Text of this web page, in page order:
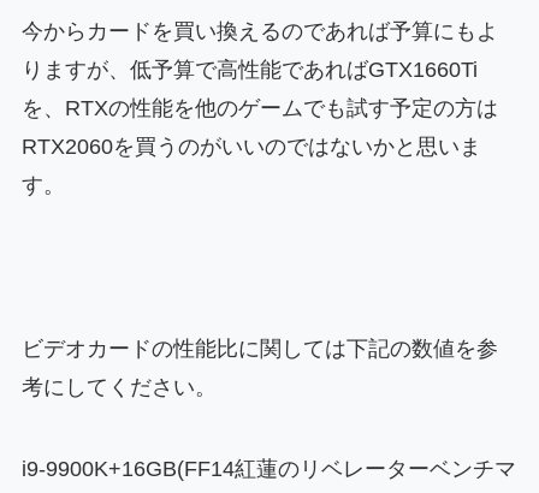
今からカードを買い換えるのであれば予算にもよ
りますが、低予算で高性能であればGTX1660Ti
を、RTXの性能を他のゲームでも試す予定の方は
RTX2060を買うのがいいのではないかと思いま
す。
ビデオカードの性能比に関しては下記の数値を参
考にしてください。
i9-9900K+16GB(FF14紅蓮のリベレーターベンチマ